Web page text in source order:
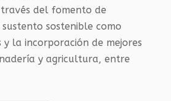
del fomento de
sostenible como
y la incorporación de mejores
y agricultura, entre